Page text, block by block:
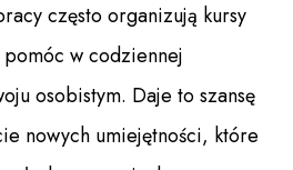
często organizują kursy
w codziennej
osobistym. Daje to szansę
nowych umiejętności, które